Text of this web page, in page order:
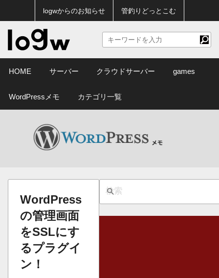
logwからのお知らせ 管釣りどっとこむ
HOME サーバー クラウドサーバー games
WordPressメモ カテゴリ一覧
WordPress
の管理画面
をSSLにす
るプラグイ
ン！